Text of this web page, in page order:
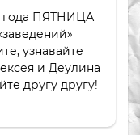
года ПЯТНИЦА
узнавайте
и Деулина
другу другу!